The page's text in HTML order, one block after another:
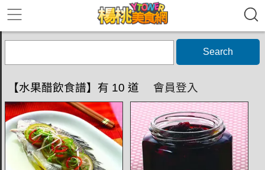
Search
【水果醋飲食譜】有 10 道 會員登入